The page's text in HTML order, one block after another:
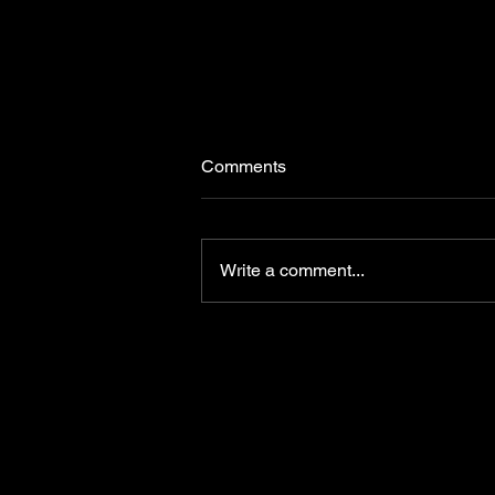
Comments
Write a comment...